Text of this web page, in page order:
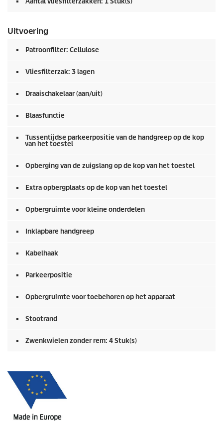
Uitvoering
Patroonfilter: Cellulose
Vliesfilterzak: 3 lagen
Draaischakelaar (aan/uit)
Blaasfunctie
Tussentijdse parkeerpositie van de handgreep op de kop
van het toestel
Opberging van de zuigslang op de kop van het toestel
Extra opbergplaats op de kop van het toestel
Opbergruimte voor kleine onderdelen
Inklapbare handgreep
Kabelhaak
Parkeerpositie
Opbergruimte voor toebehoren op het apparaat
Stootrand
Zwenkwielen zonder rem: 4 Stuk(s)